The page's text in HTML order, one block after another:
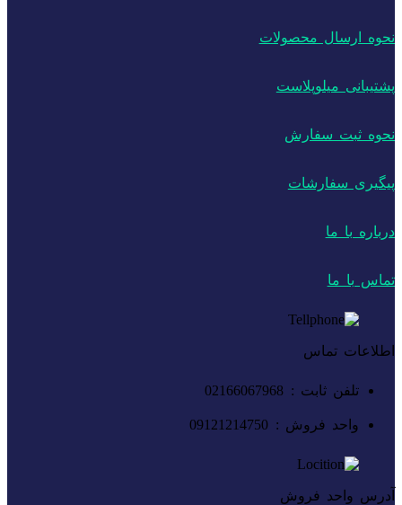
نحوه ارسال محصولات
پشتیبانی میلوپلاست
نحوه ثبت سفارش
پیگیری سفارشات
درباره با ما
تماس با ما
اطلاعات تماس
تلفن ثابت : 02166067968
واحد فروش : 09121214750
آدرس واحد فروش